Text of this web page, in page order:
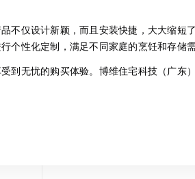
不仅设计新颖，而且安装快捷，大大缩短
个性化定制，满足不同家庭的烹饪和存储
到无忧的购买体验。博维住宅科技（广东